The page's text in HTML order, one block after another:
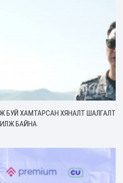
БУЙ ХАМТАРСАН ХЯНАЛТ ШАЛГАЛТ
БАЙНА